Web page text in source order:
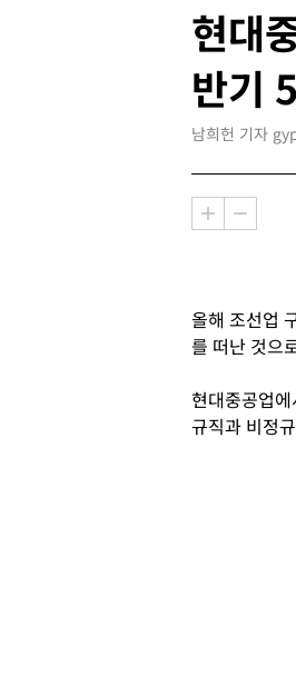
현대
반기
남희헌 기자
올해 조선업
를 떠난 것으
현대중공업
규직과 비정